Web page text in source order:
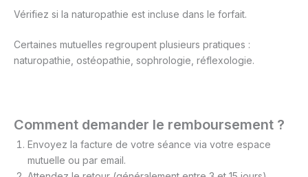
Vérifiez si la naturopathie est incluse dans le forfait.
Certaines mutuelles regroupent plusieurs pratiques :
naturopathie, ostéopathie, sophrologie, réflexologie.
​Comment demander le remboursement ?
Envoyez la facture de votre séance via votre espace
mutuelle ou par email.